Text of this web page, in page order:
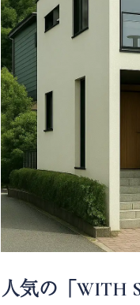
人気の「WITH